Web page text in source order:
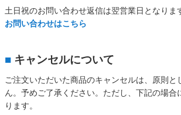
土日祝のお問い合わせ返信は翌営業日となりま
お問い合わせはこちら
■ キャンセルについて
ご注文いただいた商品のキャンセルは、原則と
ん。予めご了承ください。ただし、下記の場合
ります。